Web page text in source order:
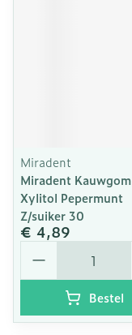
Miradent
Miradent Kauwgom
Xylitol Pepermunt
Z/suiker 30
€ 4,89
Aantal
Bestel